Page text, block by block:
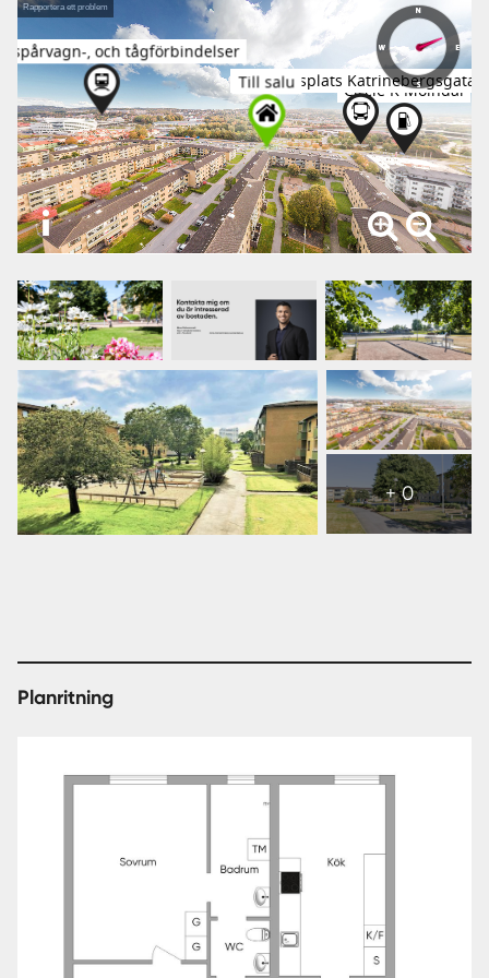
finns förutsättningar att samla familj och vänner och
främja det sociala!
Bostadens andra sovrum erbjuder ligger i anslutning till
det helkaklade badrummet. Ett badrum som även nås
från hallen!
Här finns tvättmaskin, två handfat, skåpsförvaring samt
dusch och handdukstork. I bostadens båda sovrum
ligger parkett.
inbyggda garderober i såväl hall som i ett av
sovrummen. I hallen finns dessutom en klädkammare!
Här bor du vid ett av Broslätts bästa lägen, med
Mölndals innerstad inom gångavstånd. Dessutom finns
matbutik (Coop) 3 minuters promenad bort. Likväl ligger
närmsta busshållplats endast 3 minuters promenad bort
(Katrinebergsgatan) med kommunikationer som tar dig till
bl.a. Göteborgs centrum.
avnjuta allt vad Mölndal har att erbjuda!
+ 0
Visa
alla
6
bilder
Planritning